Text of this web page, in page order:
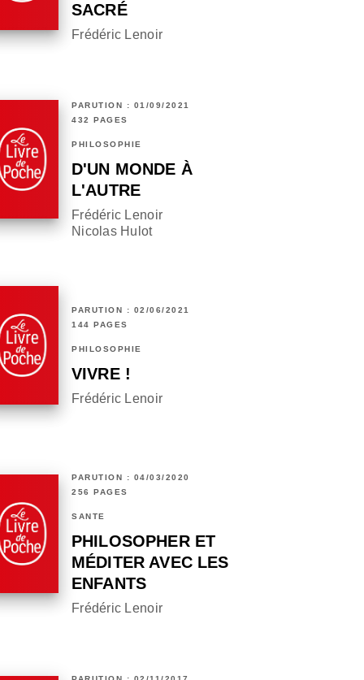
SACRÉ
Frédéric Lenoir
PARUTION : 01/09/2021
432 PAGES
PHILOSOPHIE
D'UN MONDE À
L'AUTRE
Frédéric Lenoir
Nicolas Hulot
PARUTION : 02/06/2021
144 PAGES
PHILOSOPHIE
VIVRE !
Frédéric Lenoir
PARUTION : 04/03/2020
256 PAGES
SANTÉ
PHILOSOPHER ET
MÉDITER AVEC LES
ENFANTS
Frédéric Lenoir